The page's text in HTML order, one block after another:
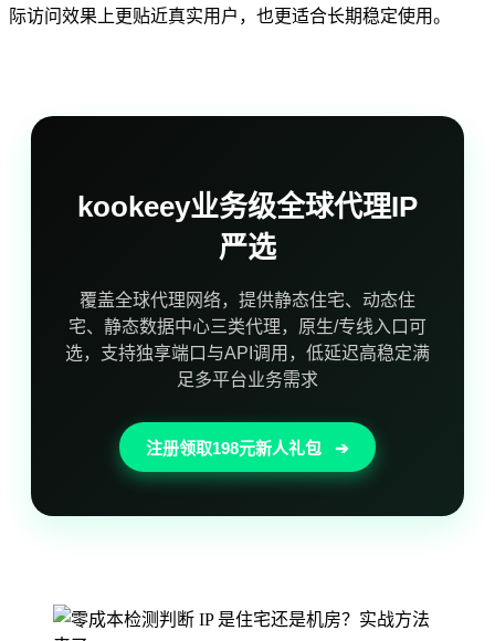
际访问效果上更贴近真实用户，也更适合长期稳定使用。
kookeey业务级全球代理IP
严选
覆盖全球代理网络，提供静态住宅、动态住
宅、静态数据中心三类代理，原生/专线入口可
选，支持独享端口与API调用，低延迟高稳定满
足多平台业务需求
注册领取198元新人礼包 ➔